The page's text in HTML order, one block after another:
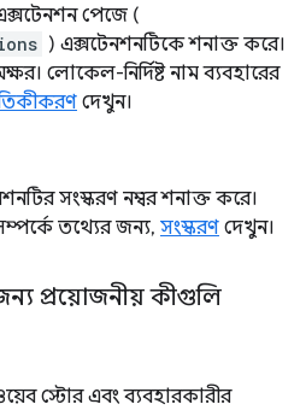
পেজে (
) এক্সটেনশনটিকে শনাক্ত করে।
লোকেল-নির্দিষ্ট নাম ব্যবহারের
দেখুন।
সংস্করণ নম্বর শনাক্ত করে।
তথ্যের জন্য, সংস্করণ দেখুন।
প্রয়োজনীয় কীগুলি
স্টোর এবং ব্যবহারকারীর